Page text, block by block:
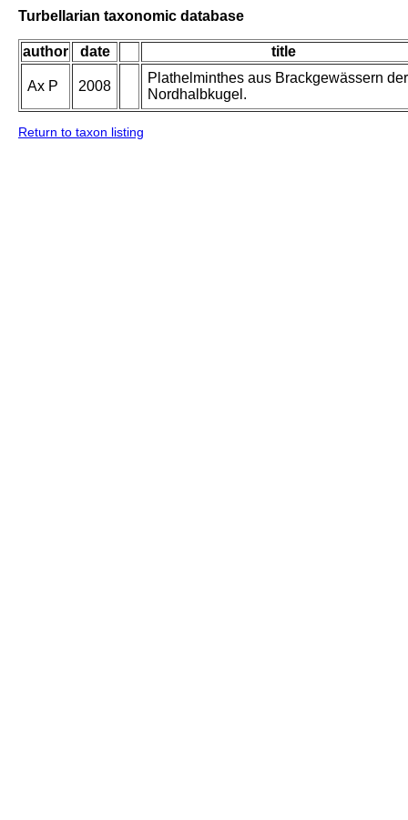
Turbellarian taxonomic database
author date title
Ax P 2008
Plathelminthes aus Brackgewässern der
Nordhalbkugel.
Return to taxon listing